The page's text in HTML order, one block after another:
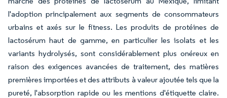
l'adoption principalement aux segments de consommateurs
urbains et axés sur le fitness. Les produits de protéines de
lactosérum haut de gamme, en particulier les isolats et les
variants hydrolysés, sont considérablement plus onéreux en
raison des exigences avancées de traitement, des matières
premières importées et des attributs à valeur ajoutée tels que la
pureté, l'absorption rapide ou les mentions d'étiquette claire.